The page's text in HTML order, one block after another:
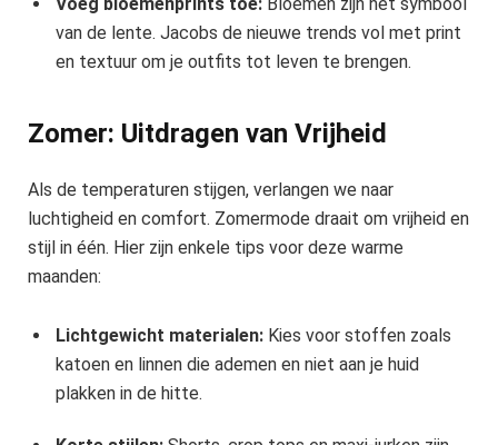
van de lente. Jacobs de nieuwe trends vol met print
en textuur om je outfits tot leven te brengen.
Zomer: Uitdragen van Vrijheid
Als de temperaturen stijgen, verlangen we naar
luchtigheid en comfort. Zomermode draait om vrijheid en
stijl in één. Hier zijn enkele tips voor deze warme
maanden:
Lichtgewicht materialen: Kies voor stoffen zoals
katoen en linnen die ademen en niet aan je huid
plakken in de hitte.